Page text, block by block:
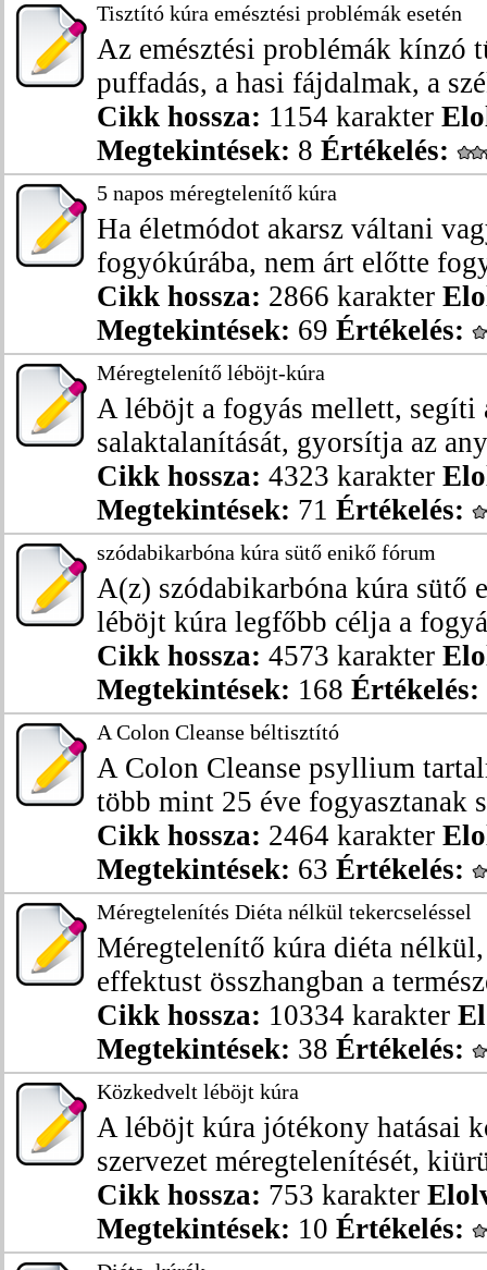
Tisztító kúra emésztési problémák esetén
Az emésztési problémák kínzó
puffadás, a hasi fájdalmak, a
Cikk hossza: 1154 karakter
Megtekintések: 8 Értékelés:
5 napos méregtelenítő kúra
Ha életmódot akarsz váltani
fogyókúrába, nem árt előtte
Cikk hossza: 2866 karakter
Megtekintések: 69 Értékelés:
Méregtelenítő léböjt-kúra
A léböjt a fogyás mellett, segíti
salaktalanítását, gyorsítja az
Cikk hossza: 4323 karakter
Megtekintések: 71 Értékelés:
szódabikarbóna kúra sütő enikő fórum
A(z) szódabikarbóna kúra sütő
léböjt kúra legfőbb célja a
Cikk hossza: 4573 karakter
Megtekintések: 168 Értékelés:
A Colon Cleanse béltisztító
A Colon Cleanse psyllium
több mint 25 éve fogyasztanak
Cikk hossza: 2464 karakter
Megtekintések: 63 Értékelés:
Méregtelenítés Diéta nélkül tekercseléssel
Méregtelenítő kúra diéta
effektust összhangban a
Cikk hossza: 10334 karakter
Megtekintések: 38 Értékelés:
Közkedvelt léböjt kúra
A léböjt kúra jótékony hatásai
szervezet méregtelenítését,
Cikk hossza: 753 karakter
Megtekintések: 10 Értékelés: